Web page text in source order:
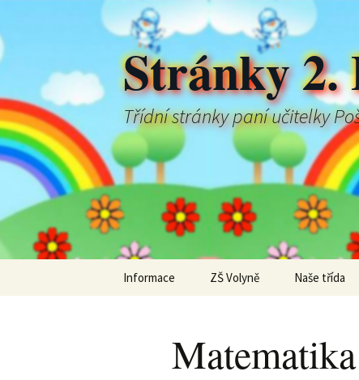
Stránky 2.
Třídní stránky paní učitelky
Informace ZŠ Volyně Naše třída
Matematika